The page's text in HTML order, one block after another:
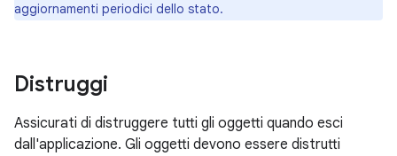
aggiornamenti periodici dello stato.
Distruggi
Assicurati di distruggere tutti gli oggetti quando esci
dall'applicazione. Gli oggetti devono essere distrutti